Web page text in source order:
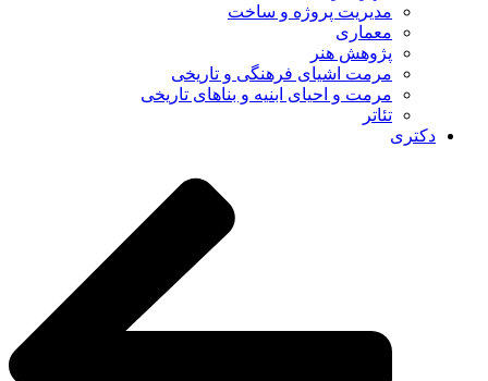
مدیریت پروژه و ساخت
معماری
پژوهش هنر
مرمت اشیای فرهنگی و تاریخی
مرمت و احیای ابنیه و بناهای تاریخی
تئاتر
دکتری